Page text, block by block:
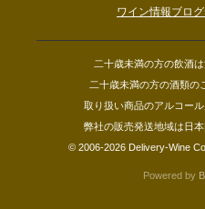
ワイン情報ブログ
二十歳未満の方の飲酒
二十歳未満の方の酒類の
取り扱い商品のアルコー
弊社の販売発送地域は日
© 2006-2026 Delivery-Wine
Powered by